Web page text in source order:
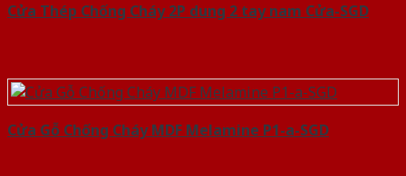
Cửa Thép Chống Cháy 2P dung 2 tay nam Cửa-SGD
Cửa Gỗ Chống Cháy MDF Melamine P1-a-SGD